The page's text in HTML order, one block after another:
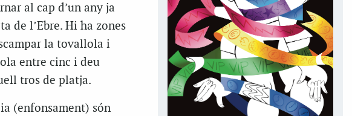
al cap d’un any ja
de l’Ebre. Hi ha zones
la tovallola i
entre cinc i deu
tros de platja.
(enfonsament) són